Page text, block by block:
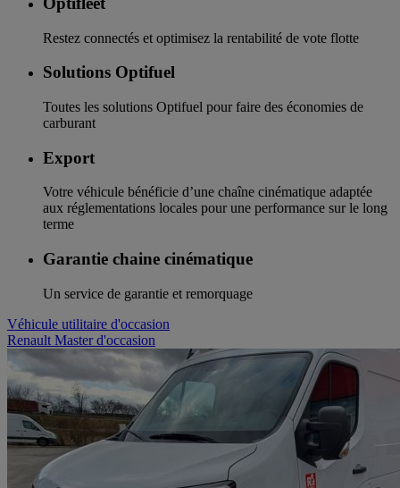
Restez connectés et optimisez la rentabilité de vote flotte
Solutions Optifuel
Toutes les solutions Optifuel pour faire des économies de
carburant
Export
Votre véhicule bénéficie d’une chaîne cinématique adaptée
aux réglementations locales pour une performance sur le long
terme
Garantie chaine cinématique
Un service de garantie et remorquage
Véhicule utilitaire d'occasion
Renault Master d'occasion